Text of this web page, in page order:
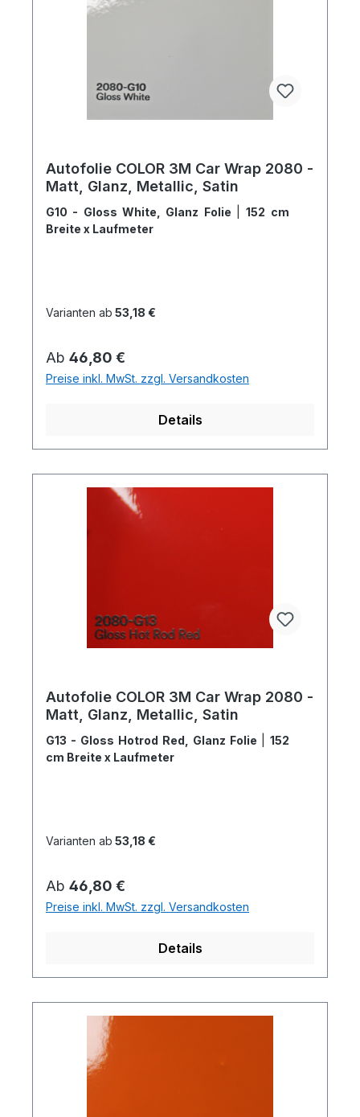
Autofolie COLOR 3M Car Wrap 2080 -
Matt, Glanz, Metallic, Satin
G10 - Gloss White, Glanz Folie
152 cm
Breite x Laufmeter
Varianten ab 53,18 €
Regulärer Preis:
Ab 46,80 €
Preise inkl. MwSt. zzgl. Versandkosten
Details
Autofolie COLOR 3M Car Wrap 2080 -
Matt, Glanz, Metallic, Satin
G13 - Gloss Hotrod Red, Glanz Folie
152
cm Breite x Laufmeter
Varianten ab 53,18 €
Regulärer Preis:
Ab 46,80 €
Preise inkl. MwSt. zzgl. Versandkosten
Details